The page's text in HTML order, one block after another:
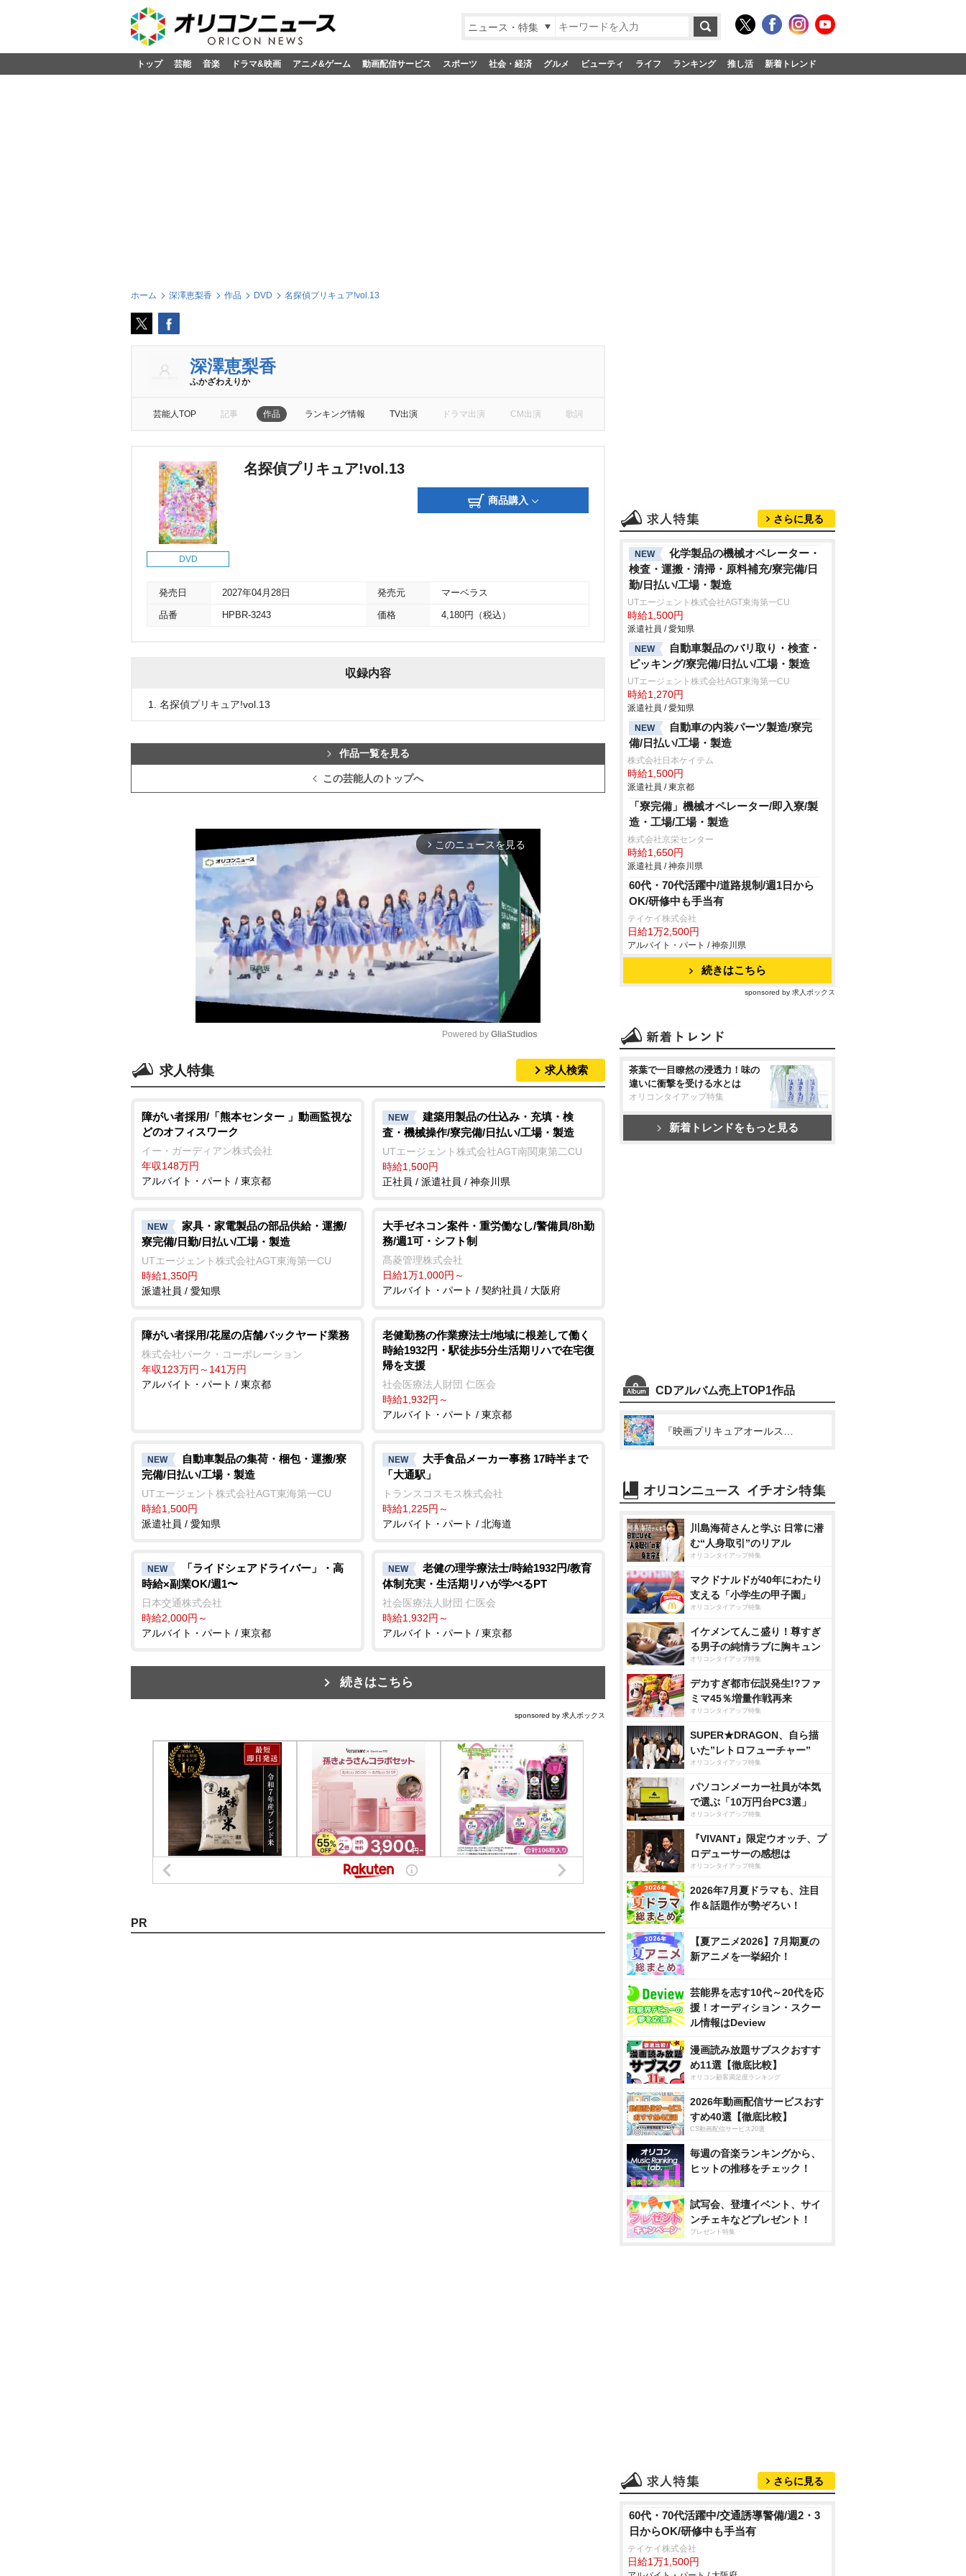
ニュース・特集
トップ 芸能 音楽 ドラマ&映画 アニメ&ゲーム 動画配信サービス スポーツ 社会・経済 グルメ ビューティ ライフ ランキング 推し活 新着トレンド
ホーム 深澤恵梨香 作品 DVD 名探偵プリキュア!vol.13
深澤恵梨香
ふかざわえりか
芸能人TOP 記事 作品 ランキング情報 TV出演 ドラマ出演 CM出演 歌詞
DVD
名探偵プリキュア!vol.13
商品購入
発売日 2027年04月28日 発売元 マーベラス
品番 HPBR-3243 価格 4,180円（税込）
収録内容
1. 名探偵プリキュア!vol.13
作品一覧を見る
この芸能人のトップへ
arrow_forward_ios このニュースを見る
t
e
Powered by GliaStudios
求人特集 求人検索
障がい者採用/「熊本センター 」動画監視な
どのオフィスワーク
イー・ガーディアン株式会社
年収148万円
アルバイト・パート / 東京都
NEW
建築用製品の仕込み・充填・検
査・機械操作/寮完備/日払い/工場・製造
UTエージェント株式会社AGT南関東第二CU
時給1,500円
正社員 / 派遣社員 / 神奈川県
NEW
家具・家電製品の部品供給・運搬/
寮完備/日勤/日払い/工場・製造
UTエージェント株式会社AGT東海第一CU
時給1,350円
派遣社員 / 愛知県
大手ゼネコン案件・重労働なし/警備員/8h勤
務/週1可・シフト制
髙菱管理株式会社
日給1万1,000円～
アルバイト・パート / 契約社員 / 大阪府
障がい者採用/花屋の店舗バックヤード業務
株式会社パーク・コーポレーション
年収123万円～141万円
アルバイト・パート / 東京都
老健勤務の作業療法士/地域に根差して働く
時給1932円・駅徒歩5分生活期リハで在宅復
帰を支援
社会医療法人財団 仁医会
時給1,932円～
アルバイト・パート / 東京都
NEW
自動車製品の集荷・梱包・運搬/寮
完備/日払い/工場・製造
UTエージェント株式会社AGT東海第一CU
時給1,500円
派遣社員 / 愛知県
NEW
大手食品メーカー事務 17時半まで
「大通駅」
トランスコスモス株式会社
時給1,225円～
アルバイト・パート / 北海道
NEW
「ライドシェアドライバー」・高
時給×副業OK/週1〜
日本交通株式会社
時給2,000円～
アルバイト・パート / 東京都
NEW
老健の理学療法士/時給1932円/教育
体制充実・生活期リハが学べるPT
社会医療法人財団 仁医会
時給1,932円～
アルバイト・パート / 東京都
続きはこちら
sponsored by 求人ボックス
PR
さらに見る
NEW
化学製品の機械オペレーター・
検査・運搬・清掃・原料補充/寮完備/日
勤/日払い/工場・製造
UTエージェント株式会社AGT東海第一CU
時給1,500円
派遣社員 / 愛知県
NEW
自動車製品のバリ取り・検査・
ピッキング/寮完備/日払い/工場・製造
UTエージェント株式会社AGT東海第一CU
時給1,270円
派遣社員 / 愛知県
NEW
自動車の内装パーツ製造/寮完
備/日払い/工場・製造
株式会社日本ケイテム
時給1,500円
派遣社員 / 東京都
「寮完備」機械オペレーター/即入寮/製
造・工場/工場・製造
株式会社京栄センター
時給1,650円
派遣社員 / 神奈川県
60代・70代活躍中/道路規制/週1日から
OK/研修中も手当有
テイケイ株式会社
日給1万2,500円
アルバイト・パート / 神奈川県
続きはこちら
sponsored by 求人ボックス
茶葉で一目瞭然の浸透力！味の
違いに衝撃を受ける水とは
オリコンタイアップ特集
新着トレンドをもっと見る
CDアルバム売上TOP1作品
川島海荷さんと学ぶ 日常に潜
む“人身取引”のリアル
オリコンタイアップ特集
マクドナルドが40年にわたり
支える「小学生の甲子園」
オリコンタイアップ特集
イケメンてんこ盛り！尊すぎ
る男子の純情ラブに胸キュン
オリコンタイアップ特集
デカすぎ都市伝説発生!?ファ
ミマ45％増量作戦再来
オリコンタイアップ特集
SUPER★DRAGON、自ら描
いた”レトロフューチャー”
オリコンタイアップ特集
パソコンメーカー社員が本気
で選ぶ「10万円台PC3選」
オリコンタイアップ特集
『VIVANT』限定ウオッチ、プ
ロデューサーの感想は
オリコンタイアップ特集
2026年7月夏ドラマも、注目
作＆話題作が勢ぞろい！
【夏アニメ2026】7月期夏の
新アニメを一挙紹介！
芸能界を志す10代～20代を応
援！オーディション・スクー
ル情報はDeview
漫画読み放題サブスクおすす
め11選【徹底比較】
オリコン顧客満足度ランキング
2026年動画配信サービスおす
すめ40選【徹底比較】
CS動画配信サービス20選
毎週の音楽ランキングから、
ヒットの推移をチェック！
試写会、登壇イベント、サイ
ンチェキなどプレゼント！
プレゼント特集
さらに見る
60代・70代活躍中/交通誘導警備/週2・3
日からOK/研修中も手当有
テイケイ株式会社
日給1万1,500円